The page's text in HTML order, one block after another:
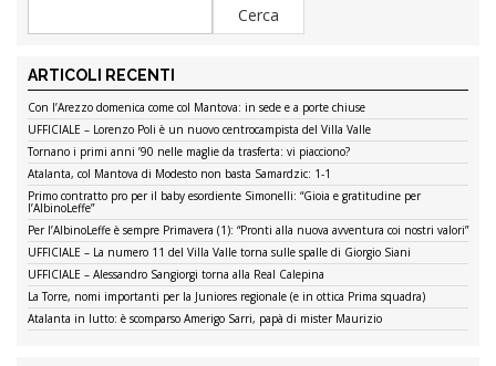
ARTICOLI RECENTI
Con l’Arezzo domenica come col Mantova: in sede e a porte chiuse
UFFICIALE – Lorenzo Poli è un nuovo centrocampista del Villa Valle
Tornano i primi anni ’90 nelle maglie da trasferta: vi piacciono?
Atalanta, col Mantova di Modesto non basta Samardzic: 1-1
Primo contratto pro per il baby esordiente Simonelli: “Gioia e gratitudine per
l’AlbinoLeffe”
Per l’AlbinoLeffe è sempre Primavera (1): “Pronti alla nuova avventura coi nostri valori”
UFFICIALE – La numero 11 del Villa Valle torna sulle spalle di Giorgio Siani
UFFICIALE – Alessandro Sangiorgi torna alla Real Calepina
La Torre, nomi importanti per la Juniores regionale (e in ottica Prima squadra)
Atalanta in lutto: è scomparso Amerigo Sarri, papà di mister Maurizio